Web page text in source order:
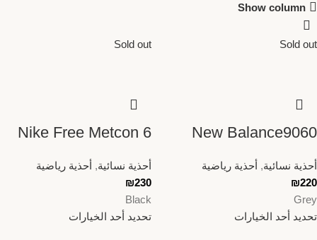
Show column
Sold out
New Balance9060
أحذية نسائية, أحذية رياضية
₪220
Grey
تحديد أحد الخيارات
Sold out
Nike Free Metcon 6
أحذية نسائية, أحذية رياضية
₪230
Black
تحديد أحد الخيارات